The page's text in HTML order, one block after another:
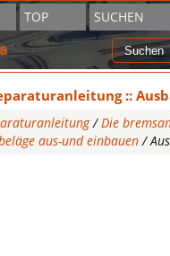
TOP SUCHEN
::
/Die
aus-und einbauen /